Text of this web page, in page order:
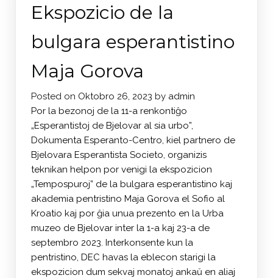
Ekspozicio de la
bulgara esperantistino
Maja Gorova
Posted on Oktobro 26, 2023 by admin
Por la bezonoj de la 11-a renkontiĝo
„Esperantistoj de Bjelovar al sia urbo”,
Dokumenta Esperanto-Centro, kiel partnero de
Bjelovara Esperantista Societo, organizis
teknikan helpon por venigi la ekspozicion
„Tempospuroj” de la bulgara esperantistino kaj
akademia pentristino Maja Gorova el Sofio al
Kroatio kaj por ĝia unua prezento en la Urba
muzeo de Bjelovar inter la 1-a kaj 23-a de
septembro 2023. Interkonsente kun la
pentristino, DEC havas la eblecon starigi la
ekspozicion dum sekvaj monatoj ankaŭ en aliaj